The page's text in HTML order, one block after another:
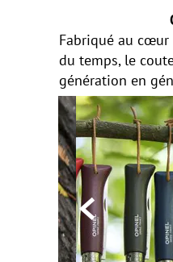
Fabriqué au cœur
du temps, le
génération en
